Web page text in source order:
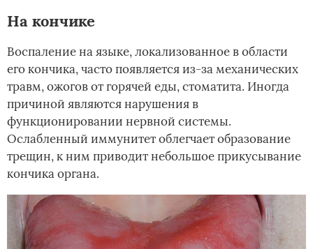
На кончике
Воспаление на языке, локализованное в области
его кончика, часто появляется из-за механических
травм, ожогов от горячей еды, стоматита. Иногда
причиной являются нарушения в
функционировании нервной системы.
Ослабленный иммунитет облегчает образование
трещин, к ним приводит небольшое прикусывание
кончика органа.